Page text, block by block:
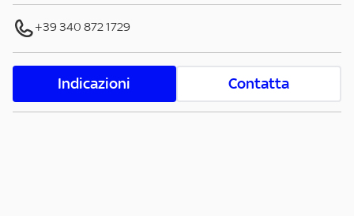
+39 340 872 1729
Indicazioni Contatta